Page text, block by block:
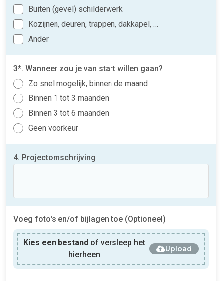
Buiten (gevel) schilderwerk
Kozijnen, deuren, trappen, dakkapel, …
Ander
3*. Wanneer zou je van start willen gaan?
Zo snel mogelijk, binnen de maand
Binnen 1 tot 3 maanden
Binnen 3 tot 6 maanden
Geen voorkeur
4. Projectomschrijving
Voeg foto's en/of bijlagen toe (Optioneel)
Kies een bestand of versleep het
hierheen
Upload